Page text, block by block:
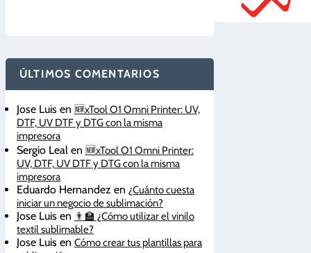
ÚLTIMOS COMENTARIOS
Jose Luis en 🆕xTool O1 Omni Printer: UV,
DTF, UV DTF y DTG con la misma
impresora
Sergio Leal en 🆕xTool O1 Omni Printer:
UV, DTF, UV DTF y DTG con la misma
impresora
Eduardo Hernandez en ¿Cuánto cuesta
iniciar un negocio de sublimación?
Jose Luis en 👨‍🏫 ¿Cómo utilizar el vinilo
textil sublimable?
Jose Luis en Cómo crear tus plantillas para